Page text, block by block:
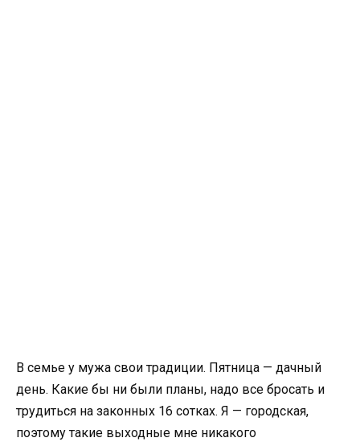
В семье у мужа свои традиции. Пятница — дачный
день. Какие бы ни были планы, надо все бросать и
трудиться на законных 16 сотках. Я — городская,
поэтому такие выходные мне никакого